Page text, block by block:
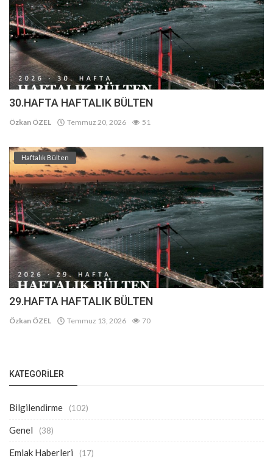
30.HAFTA HAFTALIK BÜLTEN
Özkan ÖZEL Temmuz 20, 2026 51
Haftalık Bülten
29.HAFTA HAFTALIK BÜLTEN
Özkan ÖZEL Temmuz 13, 2026 70
KATEGORILER
Bilgilendirme (102)
Genel (38)
Emlak Haberleri (17)